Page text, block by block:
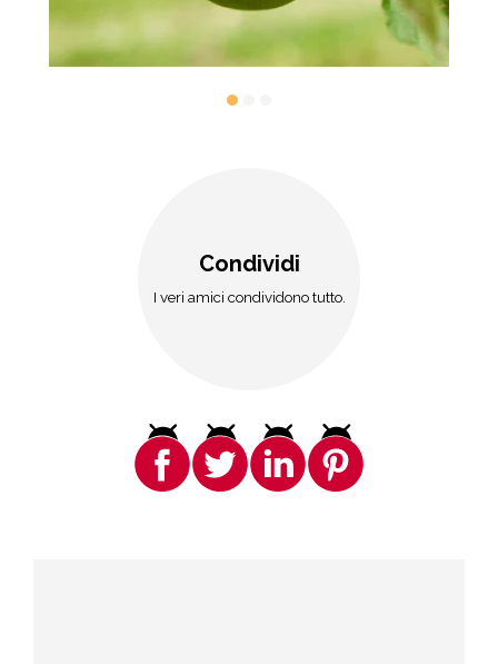
Condividi
I veri amici condividono tutto.